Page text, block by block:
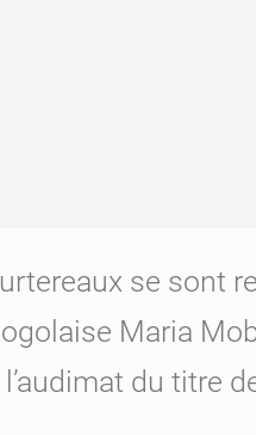
se sont
Maria
du titre